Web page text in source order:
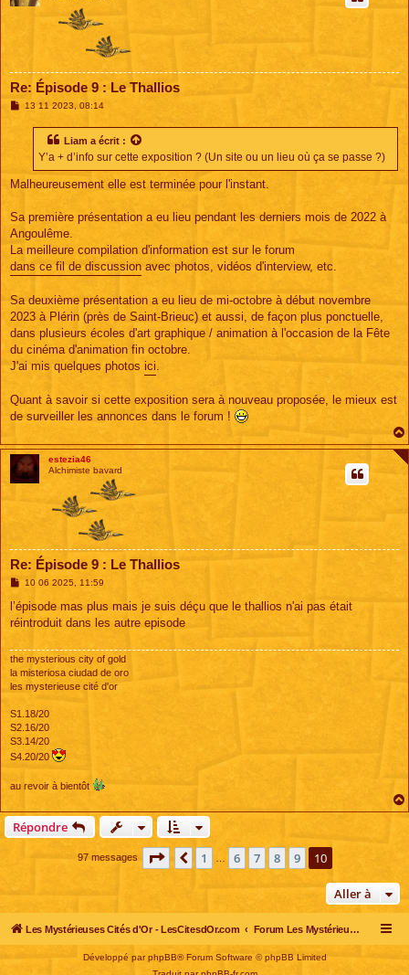
Re: Épisode 9 : Le Thallios
M13 11 2023, 08:14
Liam a écrit :
Y’a + d’info sur cette exposition ? (Un site ou un lieu où ça se passe ?)
Malheureusement elle est terminée pour l'instant.
Sa première présentation a eu lieu pendant les derniers mois de 2022 à
Angoulême.
La meilleure compilation d'information est sur le forum
dans ce fil de discussion avec photos, vidéos d'interview, etc.
Sa deuxième présentation a eu lieu de mi-octobre à début novembre
2023 à Plérin (près de Saint-Brieuc) et aussi, de façon plus ponctuelle,
dans plusieurs écoles d'art graphique / animation à l'occasion de la Fête
du cinéma d'animation fin octobre.
J'ai mis quelques photos ici.
Quant à savoir si cette exposition sera à nouveau proposée, le mieux est
de surveiller les annonces dans le forum !
estezia46
Alchimiste bavard
Re: Épisode 9 : Le Thallios
M
s
s
a
10 06 2025, 11:59
l’épisode mas plus mais je suis déçu que le thallios n'ai pas était
réintroduit dans les autre episode
the mysterious city of gold
la misteriosa ciudad de oro
les mysterieuse cité d'or
S1.18/20
S2.16/20
S3.14/20
S4.20/20
au revoir à bientôt
Répondre
97 messages Page 10 sur 10
Précédente
1 6 7 8 9 10
Aller à
Les Mystérieuses Cités d'Or - LesCitesdOr.com Forum Les Mystérieuses Cités d'Or
Développé parphpBB® Forum Software © phpBB Limited